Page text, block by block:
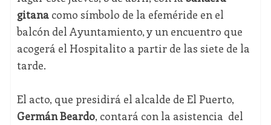
gitanacomo símbolo de la efeméride en el
balcón del Ayuntamiento, y un encuentro que
acogerá el Hospitalito a partir de las siete de la
tarde.
El acto, que presidirá el alcalde de El Puerto,
Germán Beardo, contará con la asistencia del